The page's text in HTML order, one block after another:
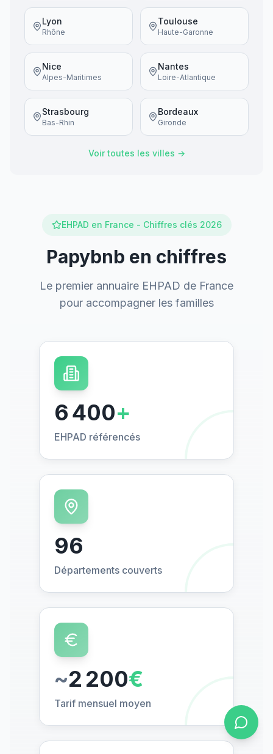
Lyon
Rhône
Toulouse
Haute-Garonne
Nice
Alpes-Maritimes
Nantes
Loire-Atlantique
Strasbourg
Bas-Rhin
Bordeaux
Gironde
Voir toutes les villes →
EHPAD en France - Chiffres clés 2026
Papybnb en chiffres
Le premier annuaire EHPAD de France
pour accompagner les familles
6 400+
EHPAD référencés
96
Départements couverts
~2 200€
Tarif mensuel moyen